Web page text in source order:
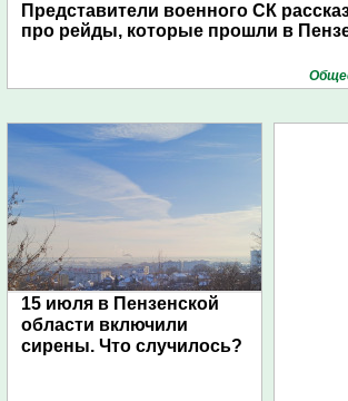
Представители военного СК
про рейды, которые прошли в
15 июля в Пензенской
области включили
сирены. Что случилось?